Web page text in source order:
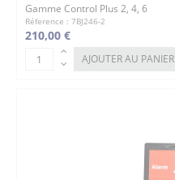
Gamme Control Plus 2, 4, 6
Réference : 7BJ246-2
210,00 €
AJOUTER AU PANIER